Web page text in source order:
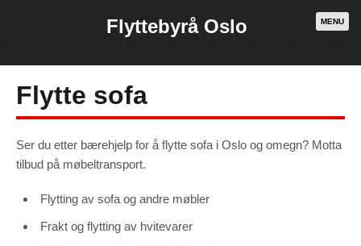
MENU
Flyttebyrå Oslo
Flytte sofa
Ser du etter bærehjelp for å flytte sofa i Oslo og omegn? Motta
tilbud på møbeltransport.
Flytting av sofa og andre møbler
Frakt og flytting av hvitevarer